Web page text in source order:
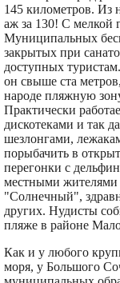
145 километров. Из
аж за 130! С мелкой
Муниципальных
закрытых при
доступных
он свыше ста
народе пляжную
Практически
дискотеками и так
шезлонгами,
порыбачить в
перегонки с
местными
"Солнечный",
других. Нудисты
пляже в районе
Как и у любого
моря, у Большого